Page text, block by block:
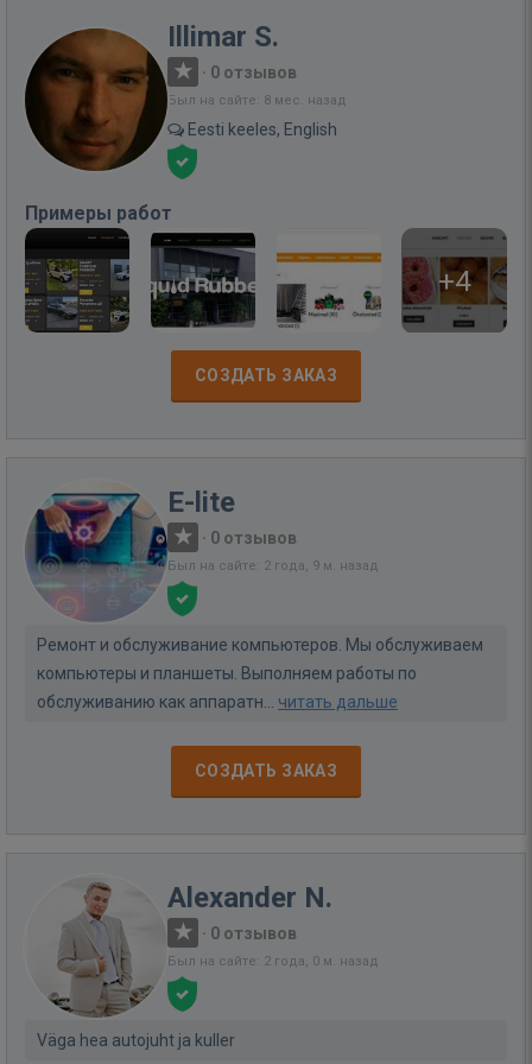
Illimar S.
· 0 отзывов
Был на сайте: 8 мес. назад
Eesti keeles, English
Примеры работ
+4
СОЗДАТЬ ЗАКАЗ
E-lite
· 0 отзывов
Был на сайте: 2 года, 9 м. назад
Ремонт и обслуживание компьютеров. Мы обслуживаем
компьютеры и планшеты. Выполняем работы по
обслуживанию как аппаратн... читать дальше
СОЗДАТЬ ЗАКАЗ
Alexander N.
· 0 отзывов
Был на сайте: 2 года, 0 м. назад
Väga hea autojuht ja kuller